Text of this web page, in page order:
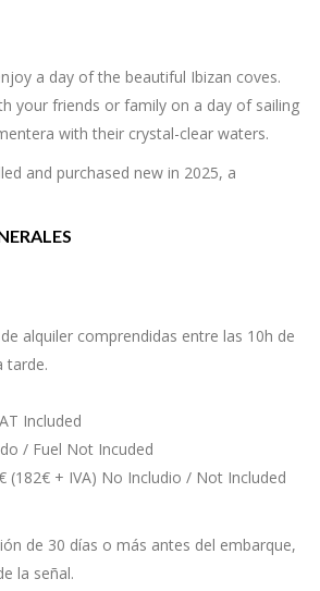
a day of the beautiful Ibizan coves.
your friends or family on a day of sailing
with their crystal-clear waters.
and purchased new in 2025, a
alquiler comprendidas entre las 10h de
tarde.
Included
/ Fuel Not Incuded
(182€ + IVA) No Includio / Not Included
de 30 días o más antes del embarque,
la señal.